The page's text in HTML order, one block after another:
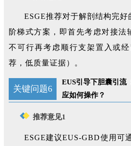
ESGE推荐对于解剖结构完好
阶梯式方案，即首先考虑对接法
不可行再考虑顺行支架置入或
荐，低质量证据）。
关键问题6
EUS引导下胆囊引流
应如何操作？
推荐意见1
ESGE建议EUS-GBD使用可